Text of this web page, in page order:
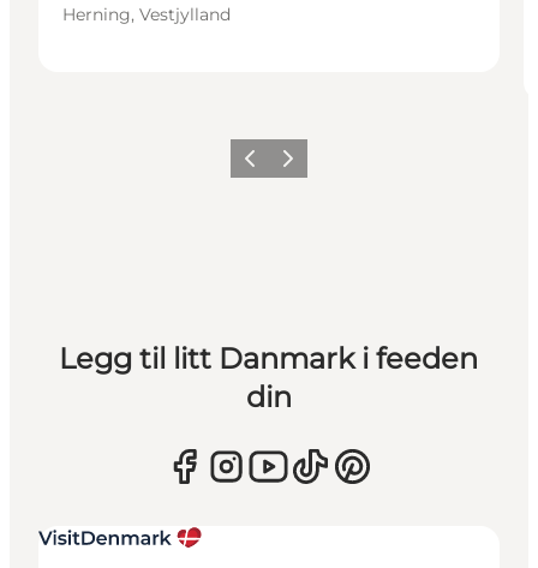
Herning, Vestjylland
ForrigeNeste
Legg til litt Danmark i feeden
din